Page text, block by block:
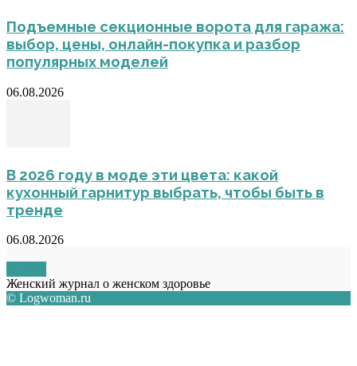
Подъемные секционные ворота для гаража:
выбор, цены, онлайн-покупка и разбор
популярных моделей
06.08.2026
В 2026 году в моде эти цвета: какой
кухонный гарнитур выбрать, чтобы быть в
тренде
06.08.2026
Женский журнал о женском здоровье
© Logwoman.ru